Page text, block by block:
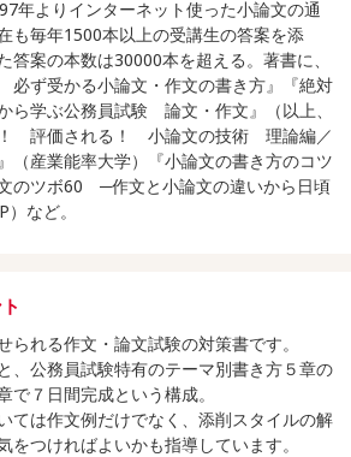
年よりインターネット使った小論文の通
も毎年1500本以上の受講生の答案を添
答案の本数は30000本を超える。著書に、
必ず受かる小論文・作文の書き方』『絶対
学ぶ公務員試験 論文・作文』（以上、
！ 評価される！ 小論文の技術 理論編／
（産業能率大学）『小論文の書き方のコツ
のツボ60 ─作文と小論文の違いから日頃
など。
られる作文・論文試験の対策書です。
、公務員試験特有のテーマ別書き方５章の
で７日間完成という構成。
ては作文例だけでなく、添削スタイルの解
をつければよいかも指導しています。